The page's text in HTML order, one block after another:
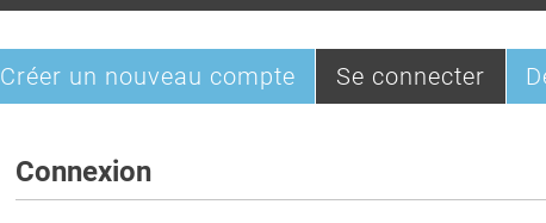
Créer un nouveau compte Se connecter
actif)
Connexion